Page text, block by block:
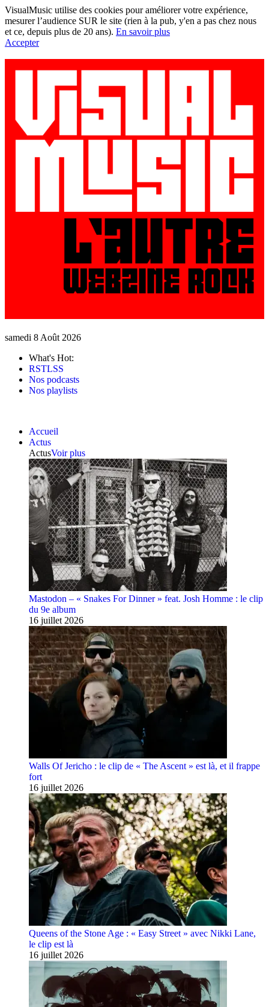
VisualMusic utilise des cookies pour améliorer votre expérience,
mesurer l’audience SUR le site (rien à la pub, y'en a pas chez nous
et ce, depuis plus de 20 ans). En savoir plus
Accepter
samedi 8 Août 2026
What's Hot:
RSTLSS
Nos podcasts
Nos playlists
Accueil
Actus
ActusVoir plus
Mastodon – « Snakes For Dinner » feat. Josh Homme : le clip
du 9e album
16 juillet 2026
Walls Of Jericho : le clip de « The Ascent » est là, et il frappe
fort
16 juillet 2026
Queens of the Stone Age : « Easy Street » avec Nikki Lane,
le clip est là
16 juillet 2026